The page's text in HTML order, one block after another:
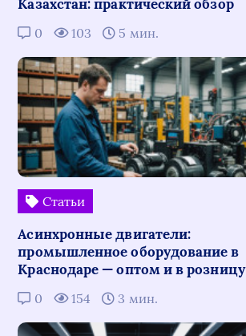
Казахстан: практический обзор
0 103 5 мин.
Статьи
Асинхронные двигатели:
промышленное оборудование в
Краснодаре — оптом и в розницу
0 154 3 мин.